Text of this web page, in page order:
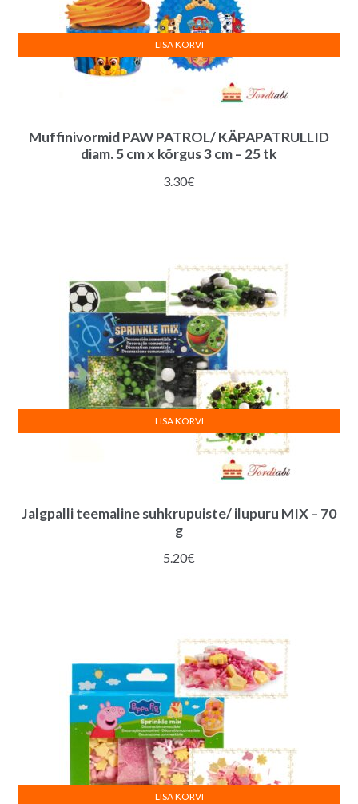
Muffinivormid PAW PATROL/ KÄPAPATRULLID
diam. 5 cm x kõrgus 3 cm – 25 tk
3.30€
LISA KORVI
Jalgpalli teemaline suhkrupuiste/ ilupuru MIX – 70
g
5.20€
LISA KORVI
LISA KORVI